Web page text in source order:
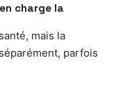
charge la
mais la
parfois